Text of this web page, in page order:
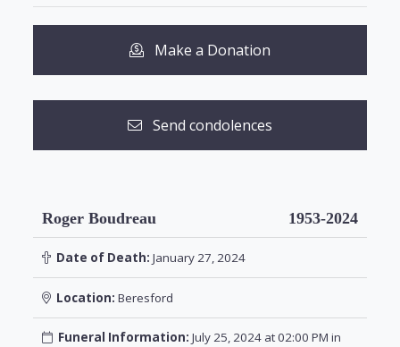
Make a Donation
Send condolences
Roger Boudreau 1953-2024
Date of Death: January 27, 2024
Location: Beresford
Funeral Information: July 25, 2024 at 02:00 PM in